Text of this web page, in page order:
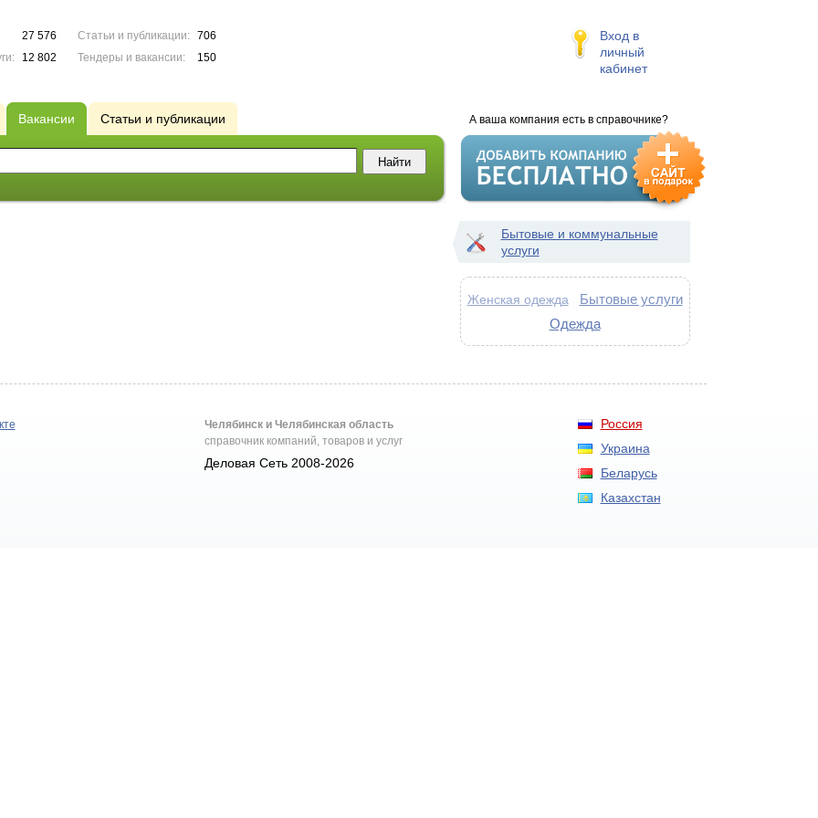
27 576
12 802
Статьи и публикации:
706
Тендеры и вакансии:
150
Вход в
личный
кабинет
А ваша компания есть в справочнике?
Вакансии Статьи и публикации
Бытовые и коммунальные
услуги
Женская одежда
Бытовые услуги
Одежда
Россия
Украина
Беларусь
Казахстан
Челябинск и Челябинская область
справочник компаний, товаров и услуг
Деловая Сеть 2008-2026